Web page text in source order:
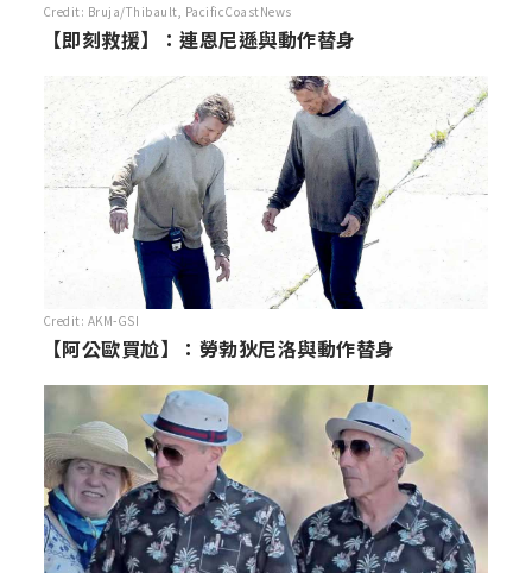
Credit: Bruja/Thibault, PacificCoastNews
【即刻救援】：連恩尼遜與動作替身
Credit: AKM-GSI
【阿公歐買尬】：勞勃狄尼洛與動作替身